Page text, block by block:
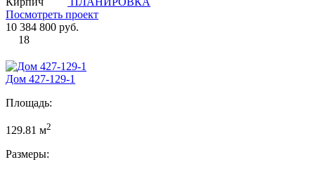
Посмотреть проект
10 384 800 руб.
18
Дом 427-129-1
Площадь:
129.81 м2
Размеры: